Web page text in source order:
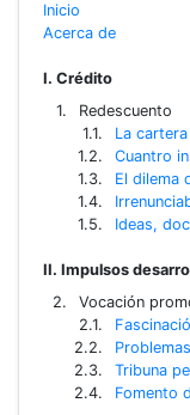
Inicio
Acerca de
I. Crédito
Redescuento
La
Cuantro
El dilema
Ideas,
II. Impulsos
Vocación
Tribuna
Fomento